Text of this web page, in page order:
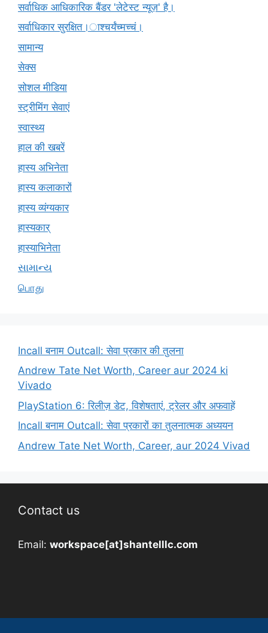
सर्वाधिक आधिकारिक बैंडर 'लेटेस्ट न्यूज़' है।
सर्वाधिकार सुरक्षित।ाश्चर्यंच्मच्चं।
सामान्य
सेक्स
सोशल मीडिया
स्ट्रीमिंग सेवाएं
स्वास्थ्य
हाल की खबरें
हास्य अभिनेता
हास्य कलाकारों
हास्य व्यंग्यकार
हास्यकार्
हास्याभिनेता
સામાન્ય
பொது
Incall बनाम Outcall: सेवा प्रकार की तुलना
Andrew Tate Net Worth, Career aur 2024 ki
Vivado
PlayStation 6: रिलीज़ डेट, विशेषताएं, ट्रेलर और अफवाहें
Incall बनाम Outcall: सेवा प्रकारों का तुलनात्मक अध्ययन
Andrew Tate Net Worth, Career, aur 2024 Vivad
Contact us
Email: workspace[at]shantelllc.com